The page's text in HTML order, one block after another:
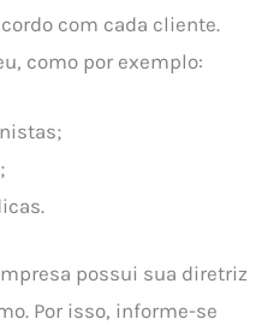
com cada cliente.
como por exemplo:
possui sua diretriz
Por isso, informe-se